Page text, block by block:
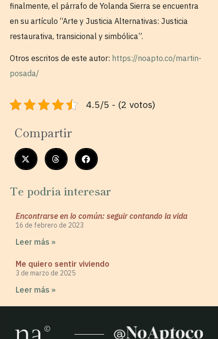
finalmente, el párrafo de Yolanda Sierra se encuentra
en su artículo “Arte y Justicia Alternativas: Justicia
restaurativa, transicional y simbólica”.
Otros escritos de este autor: https://noapto.co/martin-
posada/
4.5/5 - (2 votos)
Compartir
Te podría interesar
Encontrarse en lo común: seguir contando la vida
16 de febrero de 2023
Leer más »
Me quiero sentir viviendo
3 de marzo de 2025
Leer más »